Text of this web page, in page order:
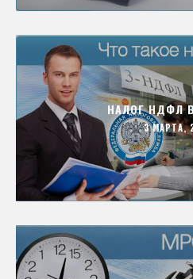
НАЛОГ НДФЛ
3 МАРТА,